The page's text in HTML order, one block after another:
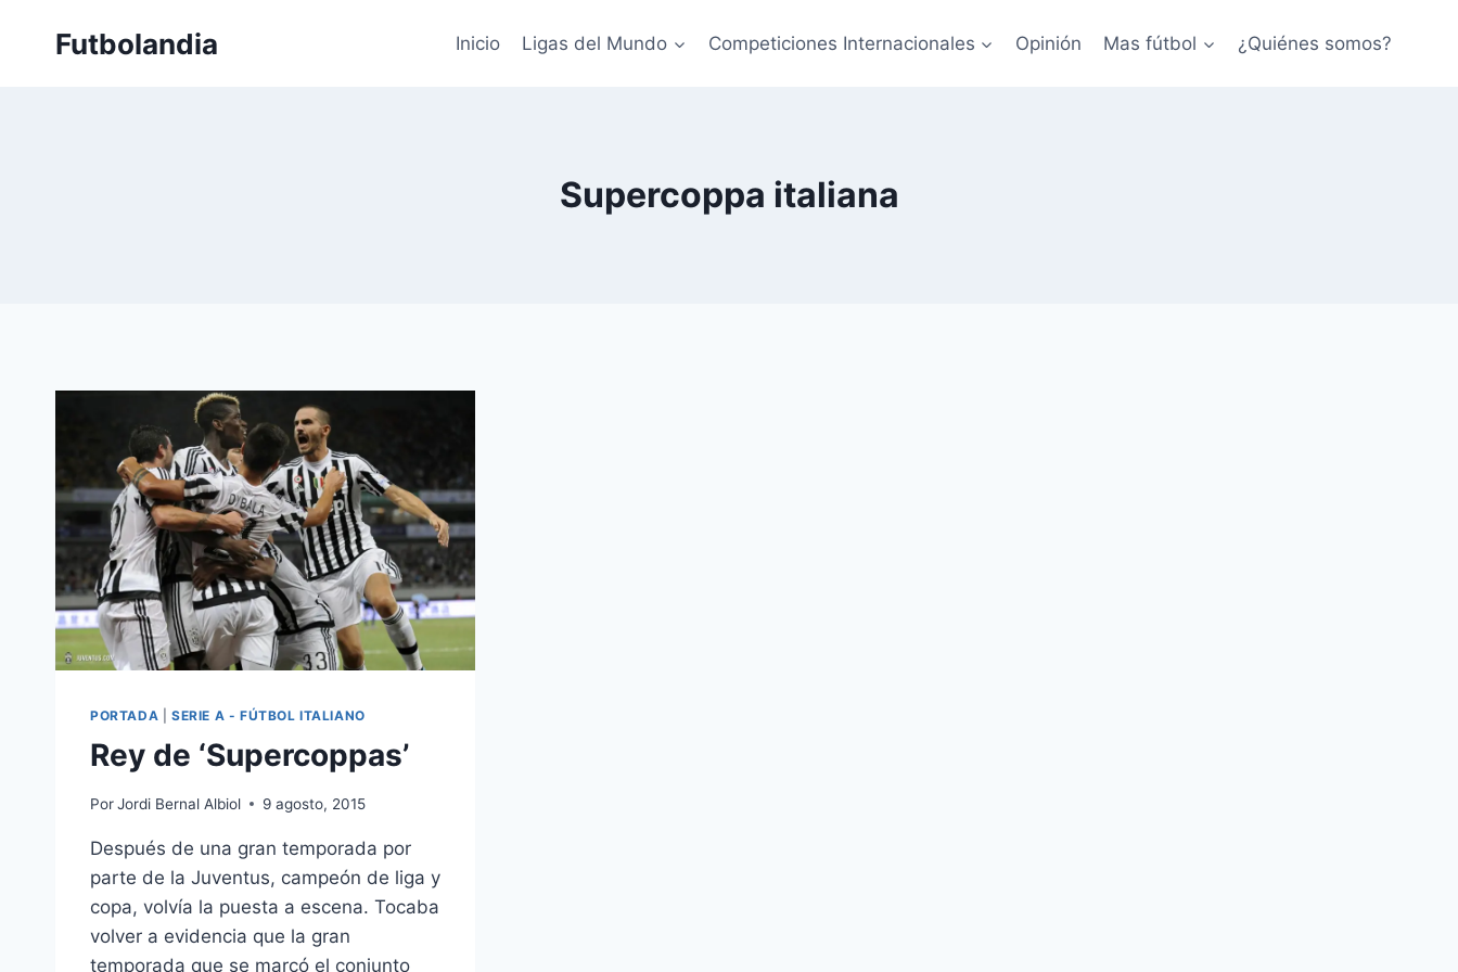
Futbolandia Inicio Ligas del Mundo Competiciones Internacionales Opinión Mas fútbol ¿Quiénes somos?
Supercoppa italiana
PORTADA SERIE A - FÚTBOL ITALIANO
Rey de ‘Supercoppas’
PorJordi Bernal Albiol 9 agosto, 2015
Después de una gran temporada por
parte de la Juventus, campeón de liga y
copa, volvía la puesta a escena. Tocaba
volver a evidencia que la gran
temporada que se marcó el conjunto